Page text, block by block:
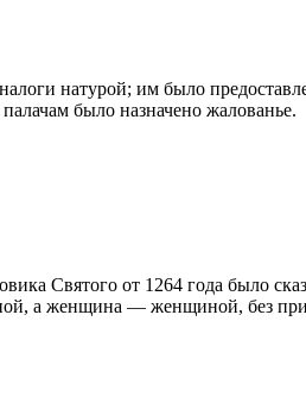
натурой; им было
было назначено жалованье.
Святого от 1264 года было
а женщина — женщиной, без